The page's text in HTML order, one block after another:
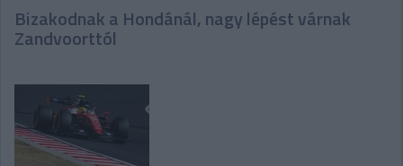
Bizakodnak a Hondánál, nagy lépést várnak
Zandvoorttól